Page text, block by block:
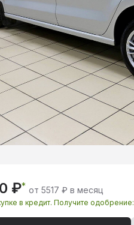
₽* от 5517 ₽ в месяц
в кредит. Получите одобрение: